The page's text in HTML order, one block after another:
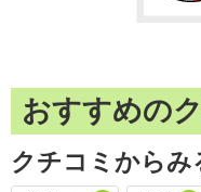
おすすめの
クチコミからみ